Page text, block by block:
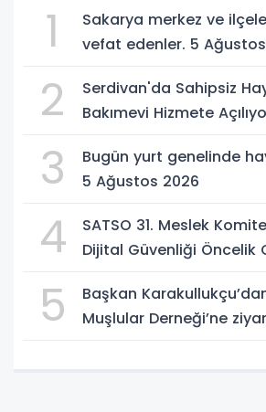
1
Sakarya merkez ve
vefat edenler. 5
2
Serdivan'da Sahipsiz
Bakımevi Hizmete
3
Bugün yurt genelinde
5 Ağustos 2026
4
SATSO 31. Meslek
Dijital Güvenliği Öncelik
5
Başkan
Muşlular Derneği’ne